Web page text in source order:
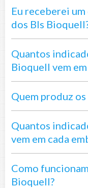
Eu receberei
dos BIs
Quantos
Bioquell vem
Quem produz
Quantos
vem em cada
Como
Bioquell?